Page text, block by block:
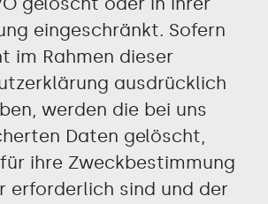
eingeschränkt. Sofern
im Rahmen dieser
ausdrücklich
werden die bei uns
Daten gelöscht,
ihre Zweckbestimmung
erforderlich sind und der